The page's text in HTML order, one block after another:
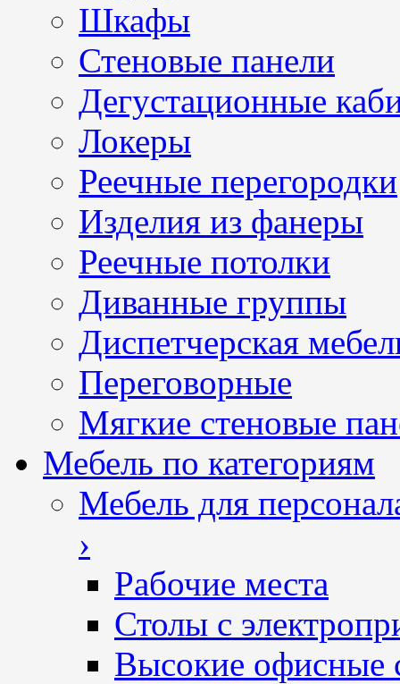
Шкафы
Стеновые панели
Дегустационные
Локеры
Реечные перегородки
Изделия из фанеры
Реечные потолки
Диванные группы
Диспетчерская
Переговорные
Мягкие стеновые
Мебель по категориям
Мебель для
›
Рабочие места
Столы с
Высокие офисные